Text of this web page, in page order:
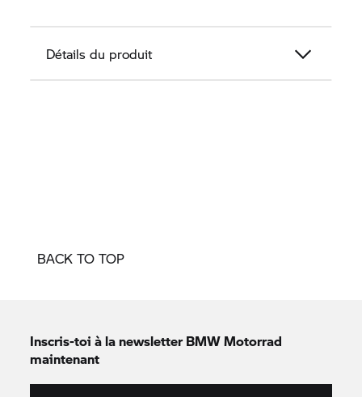
Détails du produit
BACK TO TOP
Inscris-toi à la newsletterBMW Motorrad
maintenant